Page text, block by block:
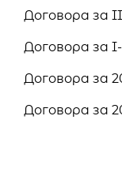
Договора за
Договора за
Договора за
Договора за